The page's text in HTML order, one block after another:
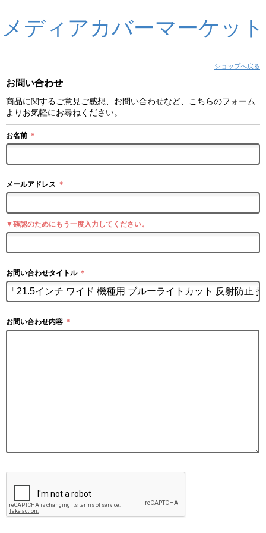
メディアカバーマーケット
ショップへ戻る
お問い合わせ
商品に関するご意見ご感想、お問い合わせなど、こちらのフォーム
よりお気軽にお尋ねください。
お名前 ＊
メールアドレス ＊
▼確認のためにもう一度入力してください。
お問い合わせタイトル ＊
お問い合わせ内容 ＊